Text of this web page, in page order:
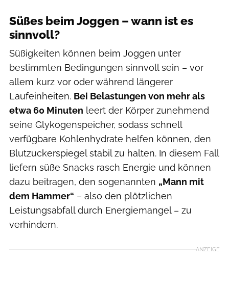
Süßes beim Joggen – wann ist es
sinnvoll?
Süßigkeiten können beim Joggen unter
bestimmten Bedingungen sinnvoll sein – vor
allem kurz vor oder während längerer
Laufeinheiten. Bei Belastungen von mehr als
etwa 60 Minuten leert der Körper zunehmend
seine Glykogenspeicher, sodass schnell
verfügbare Kohlenhydrate helfen können, den
Blutzuckerspiegel stabil zu halten. In diesem Fall
liefern süße Snacks rasch Energie und können
dazu beitragen, den sogenannten „Mann mit
dem Hammer“ – also den plötzlichen
Leistungsabfall durch Energiemangel – zu
verhindern.
ANZEIGE